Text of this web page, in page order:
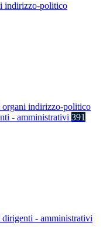
indirizzo-politico
organi indirizzo-politico
- amministrativi 391
- amministrativi